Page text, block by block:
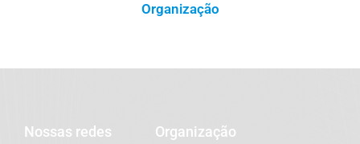
Organização
Nossas redes Organização